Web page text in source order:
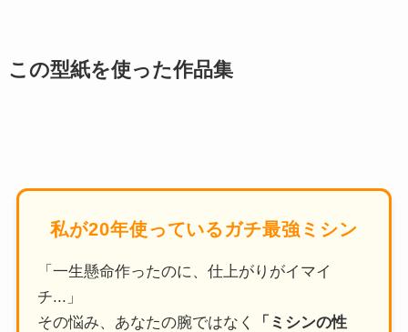
この型紙を使った作品集
私が20年使っているガチ最強ミシン
「一生懸命作ったのに、仕上がりがイマイ
チ...」
その悩み、あなたの腕ではなく
「ミシンの性